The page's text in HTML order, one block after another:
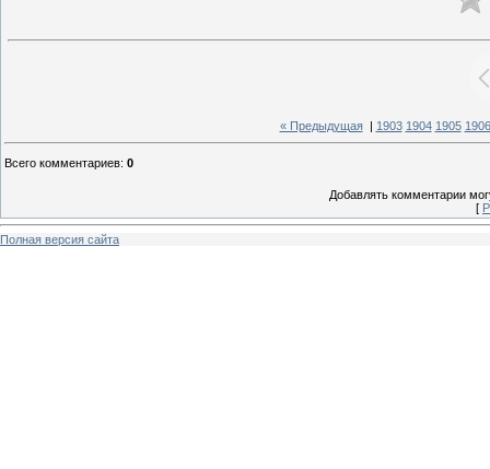
« Предыдущая| 1903 1904 1905 1906
Всего комментариев: 0
Добавлять комментарии
[
Полная версия сайта